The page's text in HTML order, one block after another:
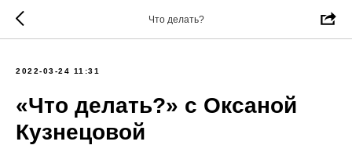
Что делать?
2022-03-24 11:31
«Что делать?» с Оксаной
Кузнецовой